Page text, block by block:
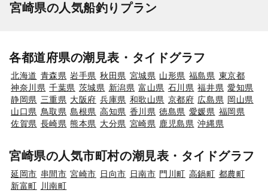
宮崎県の人気船釣りプラン
各都道府県の潮見表・タイドグラフ
北海道 青森県 岩手県 秋田県 宮城県 山形県 福島県 東京都
神奈川県 千葉県 茨城県 新潟県 富山県 石川県 福井県 愛知県
静岡県 三重県 大阪府 兵庫県 和歌山県 京都府 広島県 岡山県
山口県 鳥取県 島根県 高知県 香川県 徳島県 愛媛県 福岡県
佐賀県 長崎県 熊本県 大分県 宮崎県 鹿児島県 沖縄県
宮崎県の人気市町村の潮見表・タイドグラフ
延岡市 串間市 宮崎市 日向市 日南市 門川町 高鍋町 都農町
新富町
川南町